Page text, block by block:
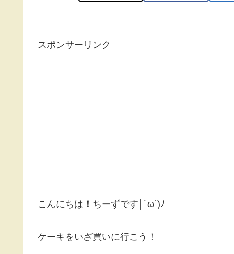
スポンサーリンク
こんにちは！ちーずです│´ω`)ﾉ
ケーキをいざ買いに行こう！